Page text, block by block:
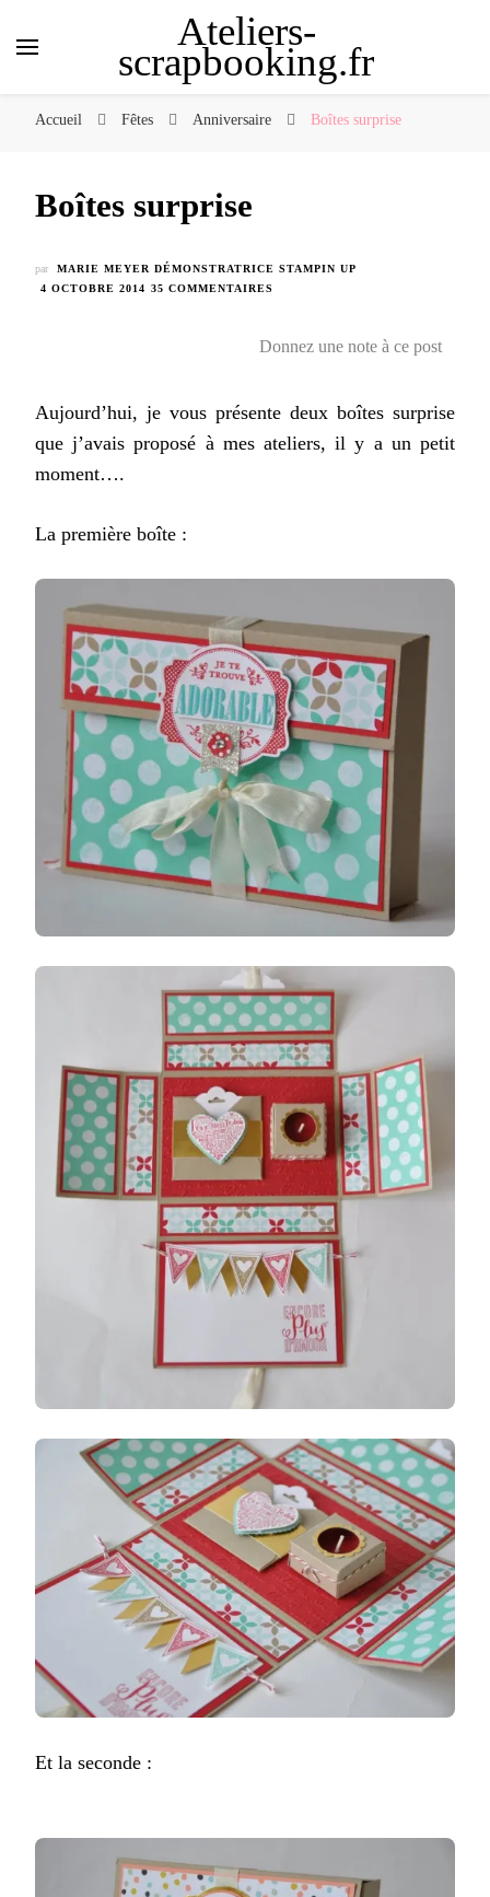
Ateliers-
scrapbooking.fr
Accueil Fêtes Anniversaire Boîtes surprise
Boîtes surprise
par
MARIE MEYER DÉMONSTRATRICE STAMPIN UP
4 OCTOBRE 2014 35 COMMENTAIRES
Donnez une note à ce post
Aujourd’hui, je vous présente deux boîtes surprise
que j’avais proposé à mes ateliers, il y a un petit
moment….
La première boîte :
Et la seconde :